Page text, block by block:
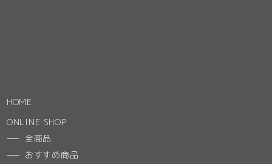
HOME
ONLINE SHOP
全商品
おすすめ商品